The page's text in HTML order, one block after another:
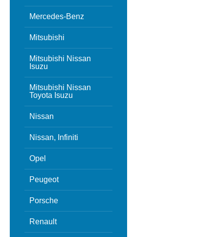
Mercedes-Benz
Mitsubishi
Mitsubishi Nissan
Isuzu
Mitsubishi Nissan
Toyota Isuzu
Nissan
Nissan, Infiniti
Opel
Peugeot
Porsche
Renault